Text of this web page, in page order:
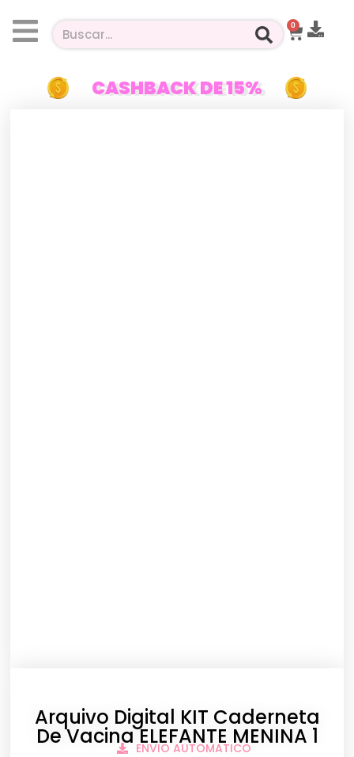
0
CASHBACK DE 15%
Arquivo Digital KIT Caderneta
De Vacina ELEFANTE MENINA 1
ENVIO AUTOMATICO